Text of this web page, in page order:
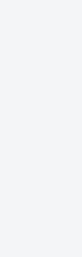
расценки для